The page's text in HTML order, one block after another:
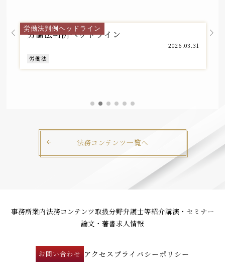
労働法判例ヘッドライン
労働法判例ヘッドライン
2026.03.31
労働法
法務コンテンツ一覧へ
事務所案内法務コンテンツ取扱分野弁護士等紹介講演・セミナー
論文・著書求人情報
お問い合わせ アクセス プライバシーポリシー